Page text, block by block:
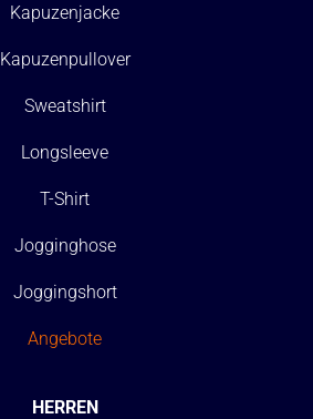
Kapuzenjacke
Kapuzenpullover
Sweatshirt
Longsleeve
T-Shirt
Jogginghose
Joggingshort
Angebote
HERREN